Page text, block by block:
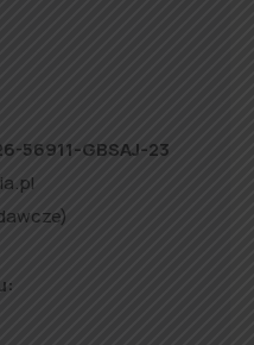
56911-GBSAJ-23